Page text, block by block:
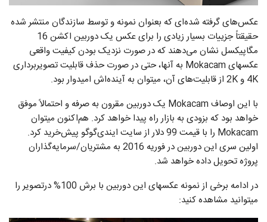
عکس‌های گرفته شده‌ای که بعنوان نمونه و توسط سازندگان منتشر شده
حقیقتاً جزییات بسیار زیادی را برای عکس یک دوربین اکشن 16
مگاپیکسل نشان می‌دهند که در صورت نزدیک بودن کیفیت واقعی
عکسهای Mokacam به آنها، حتی در صورت حذف قابلیت تصویربرداری
4K و 2K از قابلیت‌های آن، میتوان به آینده‌اش امیدوار بود.
با این اوصاف Mokacam یک دوربین مقرون به صرفه و احتمالاً موفق
خواهد بود که بزودی به بازار راه پیدا خواهد کرد. هم‌اکنون میتوان
Mokacam را با قیمت 99 دلار از سایت ایندی‌گوگو پیش‌خرید کرد.
اولین سری این دوربین در فوریه 2016 به مشتریان/سرمایه‌گذاران
پروژه تحویل داده خواهد شد.
در ادامه برخی از نمونه عکسهای این دوربین با برش 100% درتصویر را
میتوانید مشاهده کنید: